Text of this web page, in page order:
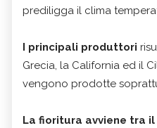
prediligga il clima
I principali produttori
Grecia, la California ed il
vengono prodotte
La fioritura avviene tra